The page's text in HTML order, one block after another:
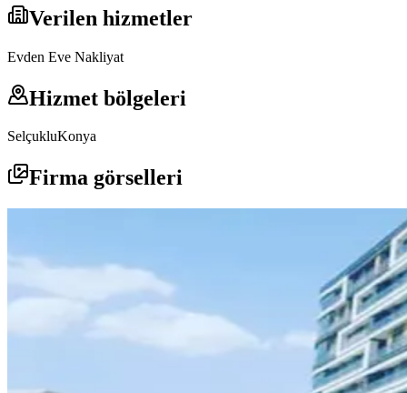
Verilen hizmetler
Evden Eve Nakliyat
Hizmet bölgeleri
SelçukluKonya
Firma görselleri